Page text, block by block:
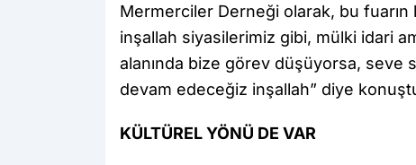
Mermerciler Derneği olarak, bu fuarın
inşallah siyasilerimiz gibi, mülki idari
alanında bize görev düşüyorsa,
devam edeceğiz inşallah” diye
KÜLTÜREL YÖNÜ DE VAR